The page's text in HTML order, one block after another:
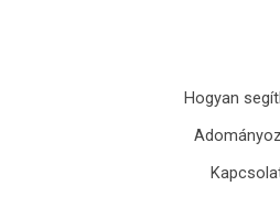
Hogyan